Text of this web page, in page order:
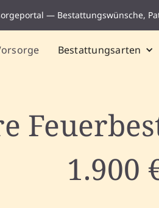
— Bestattungswünsche,
Bestattungsarten
1.900